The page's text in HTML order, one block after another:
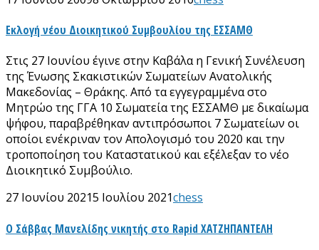
Εκλογή νέου Διοικητικού Συμβουλίου της ΕΣΣΑΜΘ
Στις 27 Ιουνίου έγινε στην Καβάλα η Γενική Συνέλευση
της Ένωσης Σκακιστικών Σωματείων Ανατολικής
Μακεδονίας – Θράκης. Από τα εγγεγραμμένα στο
Μητρώο της ΓΓΑ 10 Σωματεία της ΕΣΣΑΜΘ με δικαίωμα
ψήφου, παραβρέθηκαν αντιπρόσωποι 7 Σωματείων οι
οποίοι ενέκριναν τον Απολογισμό του 2020 και την
τροποποίηση του Καταστατικού και εξέλεξαν το νέο
Διοικητικό Συμβούλιο.
27 Ιουνίου 20215 Ιουλίου 2021chess
Ο Σάββας Μανελίδης νικητής στο Rapid ΧΑΤΖΗΠΑΝΤΕΛΗ